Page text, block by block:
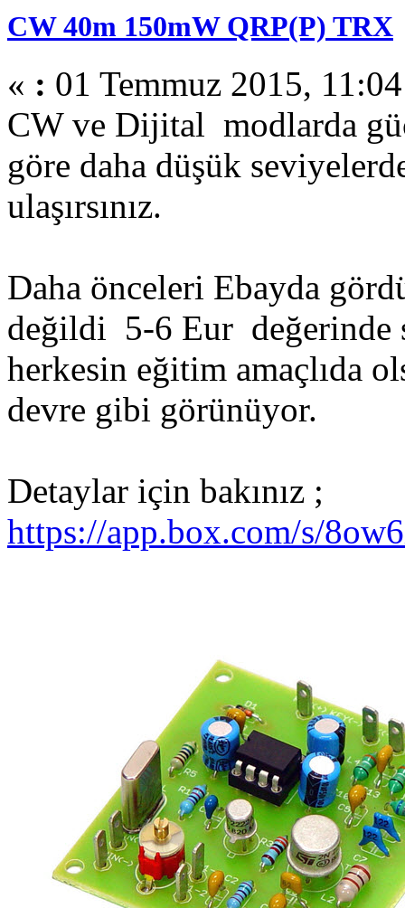
CW 40m 150mW QRP(P) TRX
« : 01 Temmuz 2015,
CW ve Dijital modlarda
göre daha düşük
ulaşırsınız.
Daha önceleri Ebayda
değildi 5-6 Eur değerinde
herkesin eğitim amaçlıda
devre gibi görünüyor.
Detaylar için bakınız ;
https://app.box.com/s/